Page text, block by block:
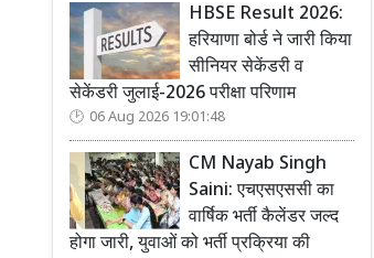
HBSE Result 2026:
हरियाणा बोर्ड ने जारी किया
सीनियर सेकेंडरी व
सेकेंडरी जुलाई-2026 परीक्षा परिणाम
06 Aug 2026 19:01:48
CM Nayab Singh
Saini: एचएसएससी का
वार्षिक भर्ती कैलेंडर जल्द
होगा जारी, युवाओं को भर्ती प्रक्रिया की